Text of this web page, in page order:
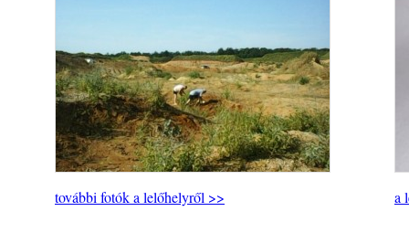
további fotók a lelőhelyről >> a